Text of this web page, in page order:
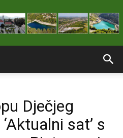
stranice
Dječjeg
sat’ s